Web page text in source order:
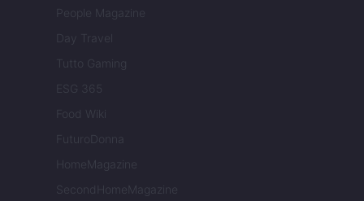
People Magazine
Day Travel
Tutto Gaming
ESG 365
Food Wiki
FuturoDonna
HomeMagazine
SecondHomeMagazine